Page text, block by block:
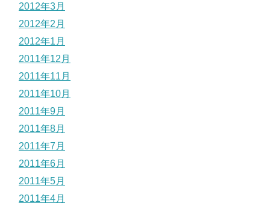
2012年3月
2012年2月
2012年1月
2011年12月
2011年11月
2011年10月
2011年9月
2011年8月
2011年7月
2011年6月
2011年5月
2011年4月